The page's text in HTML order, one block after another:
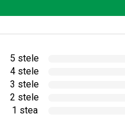
în suplimente naturale,
5 stele
4 stele
3 stele
2 stele
1 stea